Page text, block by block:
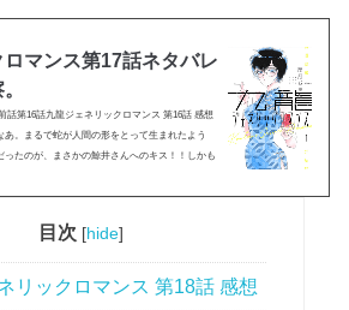
マンス第17話ネタバレ
話第16話九龍ジェネリックロマンス 第16話 感想
。まるで蛇が人間の形をとって生まれたよう
たのが、まさかの鯨井さんへのキス！！しかも
目次 [hide]
リックロマンス 第18話 感想